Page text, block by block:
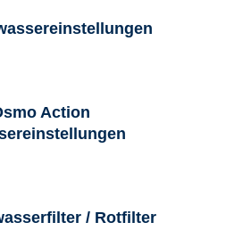
Action
/ Rotfilter